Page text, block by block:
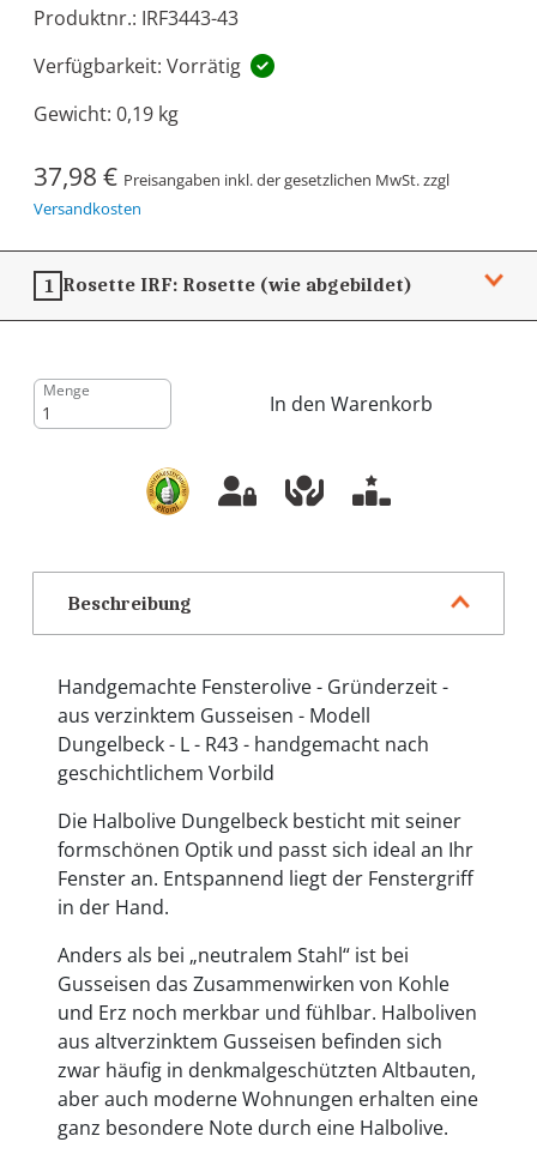
Produktnr.: IRF3443-43
Verfügbarkeit: Vorrätig
Gewicht: 0,19 kg
37,98 € Preisangaben inkl. der gesetzlichen MwSt. zzgl
Versandkosten
1 Rosette IRF: Rosette (wie abgebildet)
Menge
In den Warenkorb
Beschreibung
Handgemachte Fensterolive - Gründerzeit -
aus verzinktem Gusseisen - Modell
Dungelbeck - L - R43 - handgemacht nach
geschichtlichem Vorbild
Die Halbolive Dungelbeck besticht mit seiner
formschönen Optik und passt sich ideal an Ihr
Fenster an. Entspannend liegt der Fenstergriff
in der Hand.
Anders als bei „neutralem Stahl“ ist bei
Gusseisen das Zusammenwirken von Kohle
und Erz noch merkbar und fühlbar. Halboliven
aus altverzinktem Gusseisen befinden sich
zwar häufig in denkmalgeschützten Altbauten,
aber auch moderne Wohnungen erhalten eine
ganz besondere Note durch eine Halbolive.